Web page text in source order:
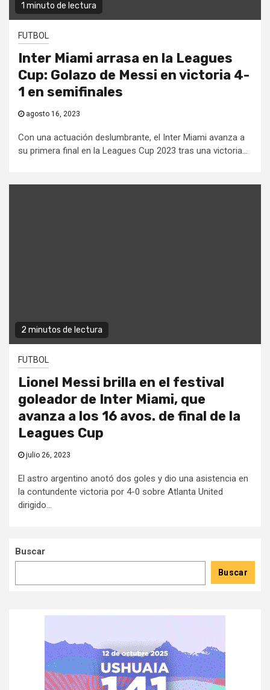
1 minuto de lectura
FUTBOL
Inter Miami arrasa en la Leagues
Cup: Golazo de Messi en victoria 4-
1 en semifinales
agosto 16, 2023
Con una actuación deslumbrante, el Inter Miami avanza a
su primera final en la Leagues Cup 2023 tras una victoria...
2 minutos de lectura
FUTBOL
Lionel Messi brilla en el festival
goleador de Inter Miami, que
avanza a los 16 avos. de final de la
Leagues Cup
julio 26, 2023
El astro argentino anotó dos goles y dio una asistencia en
la contundente victoria por 4-0 sobre Atlanta United
dirigido...
Buscar
Buscar